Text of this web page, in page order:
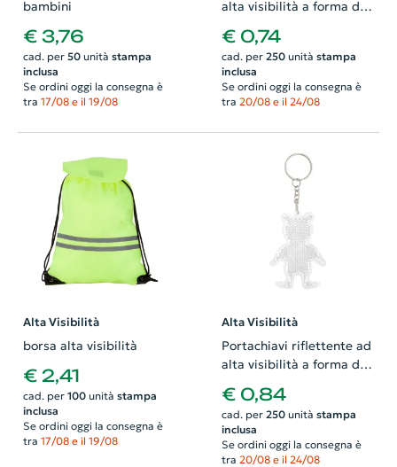
bambini
€ 3,76
cad. per 50unità stampa
inclusa
Se ordini oggi la consegna è
tra 17/08 e il 19/08
alta visibilità a forma di
€ 0,74
cad. per 250unità stampa
inclusa
Se ordini oggi la consegna è
tra 20/08 e il 24/08
Alta Visibilità
borsa alta visibilità
€ 2,41
cad. per 100unità stampa
inclusa
Se ordini oggi la consegna è
tra 17/08 e il 19/08
Alta Visibilità
Portachiavi riflettente ad
alta visibilità a forma di
€ 0,84
cad. per 250unità stampa
inclusa
Se ordini oggi la consegna è
tra 20/08 e il 24/08